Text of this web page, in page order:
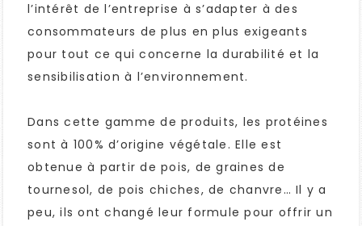
l’intérêt de l’entreprise à s’adapter à des
consommateurs de plus en plus exigeants
pour tout ce qui concerne la durabilité et la
sensibilisation à l’environnement.
Dans cette gamme de produits, les protéines
sont à 100% d’origine végétale. Elle est
obtenue à partir de pois, de graines de
tournesol, de pois chiches, de chanvre… Il y a
peu, ils ont changé leur formule pour offrir un